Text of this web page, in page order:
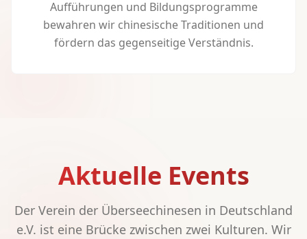
Aufführungen und Bildungsprogramme
bewahren wir chinesische Traditionen und
fördern das gegenseitige Verständnis.
Aktuelle Events
Der Verein der Überseechinesen in Deutschland
e.V. ist eine Brücke zwischen zwei Kulturen. Wir